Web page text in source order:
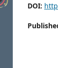
DOI: